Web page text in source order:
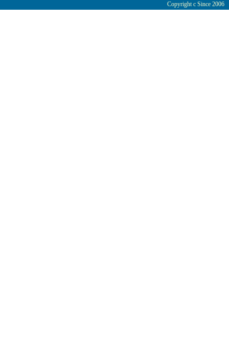
Copyright c Since